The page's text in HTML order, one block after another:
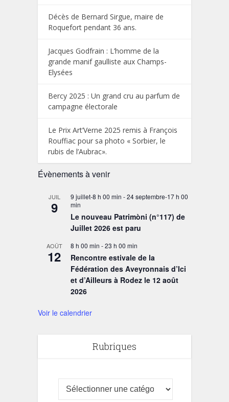
Décès de Bernard Sirgue, maire de
Roquefort pendant 36 ans.
Jacques Godfrain : L’homme de la
grande manif gaulliste aux Champs-
Elysées
Bercy 2025 : Un grand cru au parfum de
campagne électorale
Le Prix Art’Verne 2025 remis à François
Rouffiac pour sa photo « Sorbier, le
rubis de l’Aubrac».
Évènements à venir
JUIL
9
9 juillet-8 h 00 min -24 septembre-17 h 00
min
Le nouveau Patrimòni (n°117) de
Juillet 2026 est paru
AOÛT
12
8 h 00 min -23 h 00 min
Rencontre estivale de la
Fédération des Aveyronnais d’Ici
et d’Ailleurs à Rodez le 12 août
2026
Voir le calendrier
Rubriques